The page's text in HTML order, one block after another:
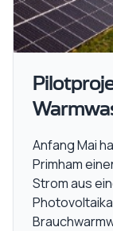
Anfang Mai
Primham
Strom aus